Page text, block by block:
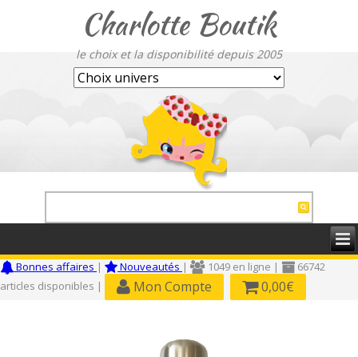
Charlotte Boutik
le choix et la disponibilité depuis 2005
Bonnes affaires | Nouveautés | 1049 en ligne |
66742
articles disponibles |
Mon Compte 0,00€